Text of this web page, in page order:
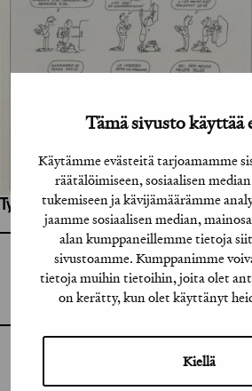
Tämä sivusto käyttää
Käytämme evästeitä tarjoamamme
räätälöimiseen, sosiaalisen
tukemiseen ja kävijämäärämme
jaamme sosiaalisen median,
alan kumppaneillemme tietoja
sivustoamme. Kumppanimme
tietoja muihin tietoihin, joita olet
on kerätty, kun olet käyttänyt
Kiellä
Työhön osallistuneet henkilöt / tahot:
INSTAGRAM